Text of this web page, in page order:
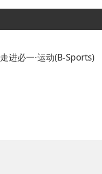
走进必一·运动(B-Sports)